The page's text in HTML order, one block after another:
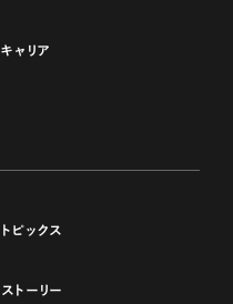
キャリア
トピックス
ストーリー